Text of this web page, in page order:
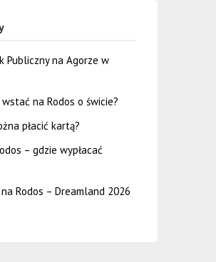
Publiczny na Agorze w
na Rodos o świcie?
płacić kartą?
– gdzie wypłacać
Rodos – Dreamland 2026